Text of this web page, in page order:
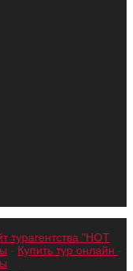
турагентства "HOT
Купить тур онлайн